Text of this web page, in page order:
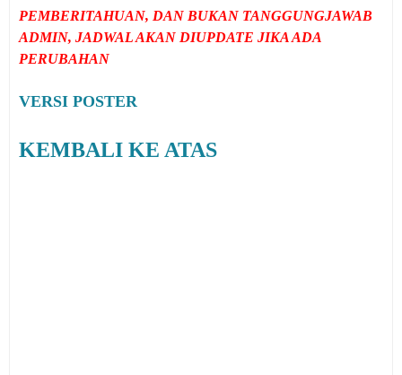
PEMBERITAHUAN, DAN BUKAN TANGGUNGJAWAB
ADMIN, JADWAL AKAN DIUPDATE JIKA ADA
PERUBAHAN
VERSI POSTER
KEMBALI KE ATAS